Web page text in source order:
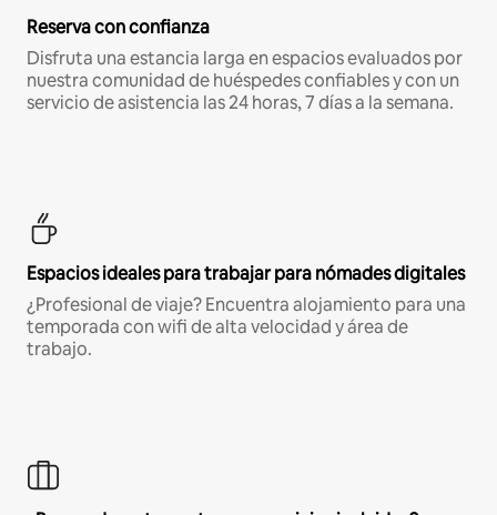
Reserva con confianza
Disfruta una estancia larga en espacios evaluados por
nuestra comunidad de huéspedes confiables y con un
servicio de asistencia las 24 horas, 7 días a la semana.
Espacios ideales para trabajar para nómades digitales
¿Profesional de viaje? Encuentra alojamiento para una
temporada con wifi de alta velocidad y área de
trabajo.